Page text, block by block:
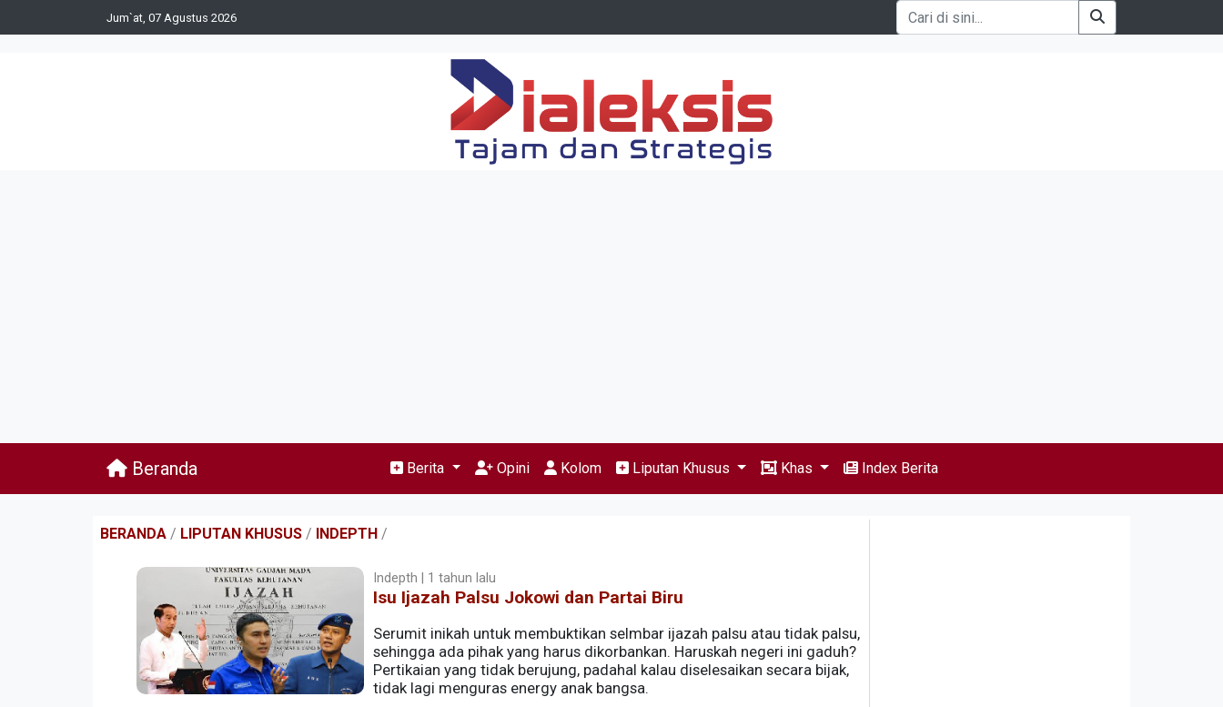
Jum`at, 07 Agustus 2026
Beranda Berita Opini Kolom Liputan Khusus Khas Index Berita
BERANDA / LIPUTAN KHUSUS / INDEPTH /
Indepth | 1 tahun lalu
Isu Ijazah Palsu Jokowi dan Partai Biru
Serumit inikah untuk membuktikan selmbar ijazah palsu atau tidak palsu,
sehingga ada pihak yang harus dikorbankan. Haruskah negeri ini gaduh?
Pertikaian yang tidak berujung, padahal kalau diselesaikan secara bijak,
tidak lagi menguras energy anak bangsa.